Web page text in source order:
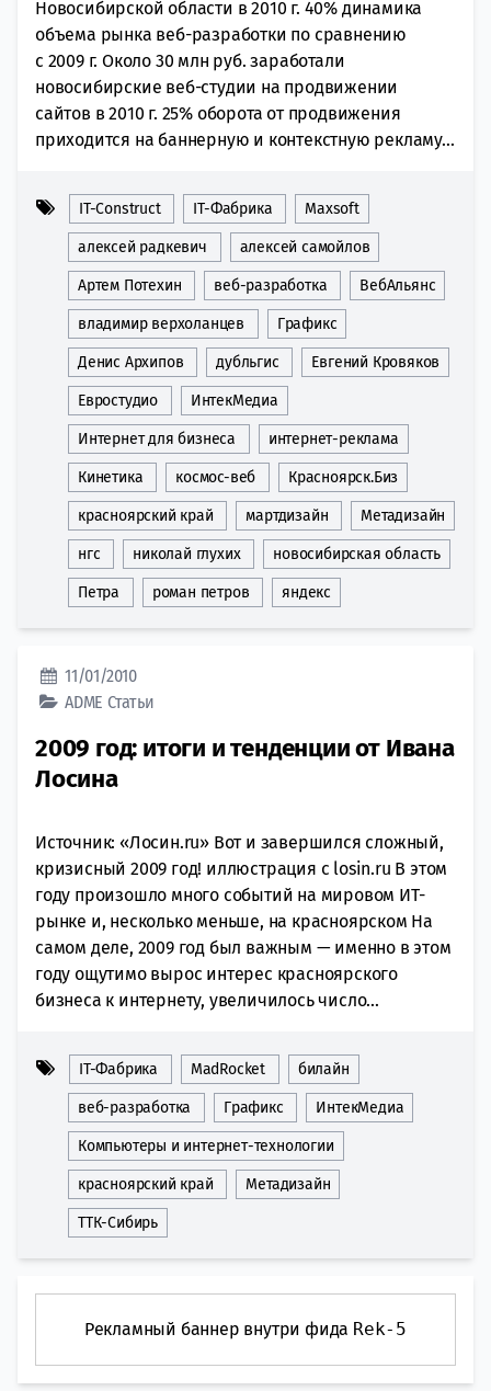
Новосибирской области в 2010 г. 40% динамика
объема рынка веб-разработки по сравнению
с 2009 г. Около 30 млн руб. заработали
новосибирские веб-студии на продвижении
сайтов в 2010 г. 25% оборота от продвижения
приходится на баннерную и контекстную рекламу...
IT-Construct IT-Фабрика Maxsoft
алексей радкевич алексей самойлов
Артем Потехин веб-разработка ВебАльянс
владимир верхоланцев Графикс
Денис Архипов дубльгис Евгений Кровяков
Евростудио ИнтекМедиа
Интернет для бизнеса интернет-реклама
Кинетика космос-веб Красноярск.Биз
красноярский край мартдизайн Метадизайн
нгс николай глухих новосибирская область
Петра роман петров яндекс
11/01/2010
ADME Статьи
2009 год: итоги и тенденции от Ивана
Лосина
Источник: «Лосин.ru» Вот и завершился сложный,
кризисный 2009 год! иллюстрация с losin.ru В этом
году произошло много событий на мировом ИТ-
рынке и, несколько меньше, на красноярском На
самом деле, 2009 год был важным — именно в этом
году ощутимо вырос интерес красноярского
бизнеса к интернету, увеличилось число...
IT-Фабрика MadRocket билайн
веб-разработка Графикс ИнтекМедиа
Компьютеры и интернет-технологии
красноярский край Метадизайн
ТТК-Сибирь
Рекламный баннер внутри фида Rek-5